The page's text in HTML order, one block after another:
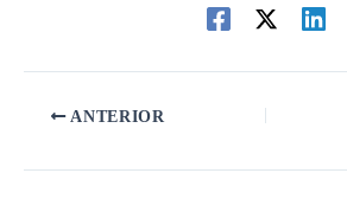
ANTERIOR